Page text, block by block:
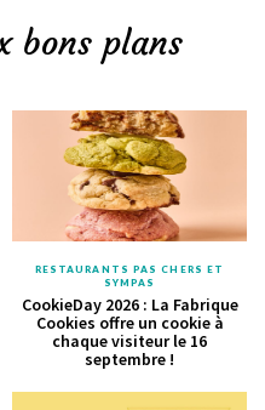
bons plans
RESTAURANTS PAS CHERS ET
SYMPAS
CookieDay 2026 : La Fabrique
Cookies offre un cookie à
chaque visiteur le 16
septembre !